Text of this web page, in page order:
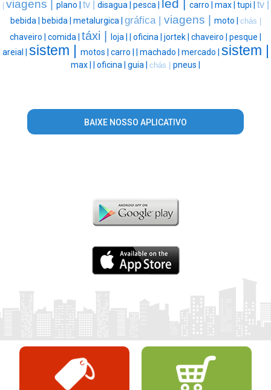
| viagens | plano | tv | disagua | pesca | led | carro | max | tupi | tv |
bebida | bebida | metalurgica | gráfica | viagens | moto | chás |
chaveiro | comida | táxi | loja | | oficina | jortek | chaveiro | pesque |
areial | sistem | motos | carro | | machado | mercado | sistem |
max | | oficina | guia | chás | pneus |
BAIXE NOSSO APLICATIVO